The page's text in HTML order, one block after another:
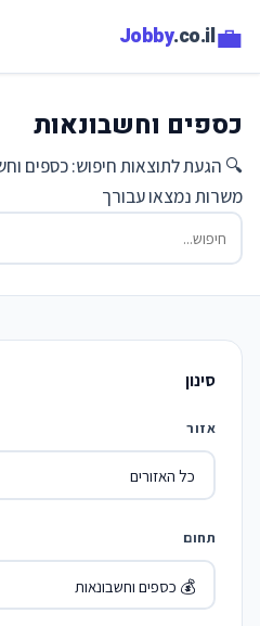
💼
Jobby.co.il
כספים וחשבונאות
משרות נמצאו עבורך
סינון
אזור
תחום